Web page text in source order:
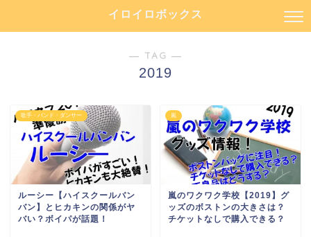
イロイロボックス
― TAG ―
2019
歌手・バンド・ダンサー
ルーシー【ハイスクールバン
バン】とヒカキンの関係がヤ
バい？ボイパが話題！
嵐
嵐のワクワク学校【2019】グ
ッズのボストンの大きさは？
チケットなしで購入できる？